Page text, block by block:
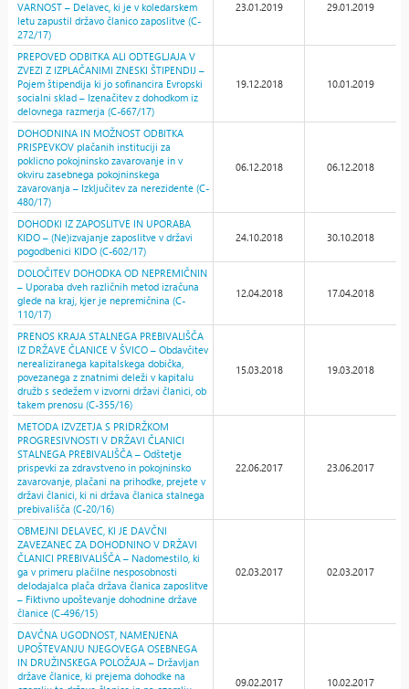
VARNOST – Delavec, ki je v koledarskem
letu zapustil državo članico zaposlitve (C-
272/17)
23.01.2019 29.01.2019
PREPOVED ODBITKA ALI ODTEGLJAJA V
ZVEZI Z IZPLAČANIMI ZNESKI ŠTIPENDIJ –
Pojem štipendija ki jo sofinancira Evropski
socialni sklad – Izenačitev z dohodkom iz
delovnega razmerja (C-667/17)
19.12.2018 10.01.2019
DOHODNINA IN MOŽNOST ODBITKA
PRISPEVKOV plačanih instituciji za
poklicno pokojninsko zavarovanje in v
okviru zasebnega pokojninskega
zavarovanja – Izključitev za nerezidente (C-
480/17)
06.12.2018 06.12.2018
DOHODKI IZ ZAPOSLITVE IN UPORABA
KIDO – (Ne)izvajanje zaposlitve v državi
pogodbenici KIDO (C-602/17)
24.10.2018 30.10.2018
DOLOČITEV DOHODKA OD NEPREMIČNIN
– Uporaba dveh različnih metod izračuna
glede na kraj, kjer je nepremičnina (C-
110/17)
12.04.2018 17.04.2018
PRENOS KRAJA STALNEGA PREBIVALIŠČA
IZ DRŽAVE ČLANICE V ŠVICO – Obdavčitev
nerealiziranega kapitalskega dobička,
povezanega z znatnimi deleži v kapitalu
družb s sedežem v izvorni državi članici, ob
takem prenosu (C-355/16)
15.03.2018 19.03.2018
METODA IZVZETJA S PRIDRŽKOM
PROGRESIVNOSTI V DRŽAVI ČLANICI
STALNEGA PREBIVALIŠČA – Odštetje
prispevki za zdravstveno in pokojninsko
zavarovanje, plačani na prihodke, prejete v
državi članici, ki ni država članica stalnega
prebivališča (C-20/16)
22.06.2017 23.06.2017
OBMEJNI DELAVEC, KI JE DAVČNI
ZAVEZANEC ZA DOHODNINO V DRŽAVI
ČLANICI PREBIVALIŠČA – Nadomestilo, ki
ga v primeru plačilne nesposobnosti
delodajalca plača država članica zaposlitve
– Fiktivno upoštevanje dohodnine države
članice (C-496/15)
02.03.2017 02.03.2017
DAVČNA UGODNOST, NAMENJENA
UPOŠTEVANJU NJEGOVEGA OSEBNEGA
IN DRUŽINSKEGA POLOŽAJA – Državljan
države članice, ki prejema dohodke na
09.02.2017 10.02.2017